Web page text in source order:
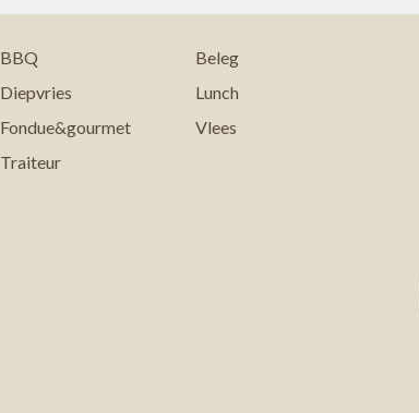
BBQ
Beleg
Diepvries
Lunch
Fondue&gourmet
Vlees
Traiteur